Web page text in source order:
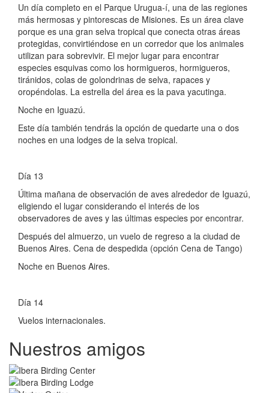
Un día completo en el Parque Urugua-í, una de las regiones
más hermosas y pintorescas de Misiones. Es un área clave
porque es una gran selva tropical que conecta otras áreas
protegidas, convirtiéndose en un corredor que los animales
utilizan para sobrevivir. El mejor lugar para encontrar
especies esquivas como los hormigueros, hormigueros,
tiránidos, colas de golondrinas de selva, rapaces y
oropéndolas. La estrella del área es la pava yacutinga.
Noche en Iguazú.
Este día también tendrás la opción de quedarte una o dos
noches en una lodges de la selva tropical.
Día 13
Última mañana de observación de aves alrededor de Iguazú,
eligiendo el lugar considerando el interés de los
observadores de aves y las últimas especies por encontrar.
Después del almuerzo, un vuelo de regreso a la ciudad de
Buenos Aires. Cena de despedida (opción Cena de Tango)
Noche en Buenos Aires.
Día 14
Vuelos internacionales.
Nuestros amigos